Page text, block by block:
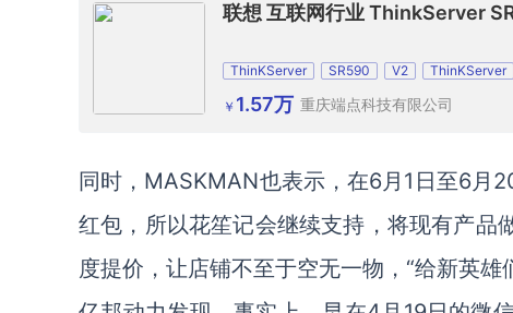
联想 互联网行业 ThinkServer
ThinKServer SR590 V2 ThinKServer
￥ 1.57万 重庆端点科技有限公司
同时，MASKMAN也表示，在6月1日至6月
红包，所以花笙记会继续支持，将现有产品
度提价，让店铺不至于空无一物，“给新英雄